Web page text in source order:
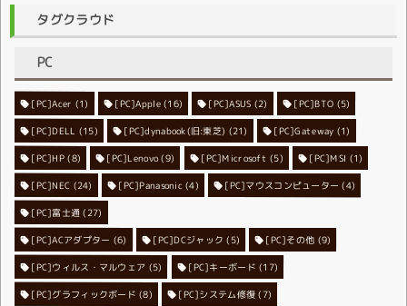
タグクラウド
PC
[PC]Acer (1) [PC]Apple(16) [PC]ASUS (2) [PC]BTO (5)
[PC]DELL (15) [PC]dynabook(旧:東芝) (21) [PC]Gateway (1)
[PC]HP(8) [PC]Lenovo(9) [PC]Microsoft (5) [PC]MSI (1)
[PC]NEC (24) [PC]Panasonic (4) [PC]マウスコンピューター (4)
[PC]富士通 (27)
[PC]ACアダプター (6) [PC]DCジャック (5) [PC]その他 (9)
[PC]ウィルス・マルウェア (5) [PC]キーボード (17)
[PC]グラフィックボード (8) [PC]システム修復 (7)